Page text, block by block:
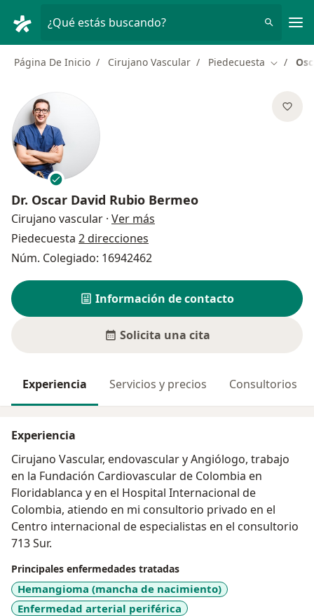
¿Qué estás buscando?
Página De Inicio Cirujano Vascular Piedecuesta Cambiar
Dr. Oscar David Rubio Bermeo
Cirujano vascular · Ver más
Piedecuesta 2 direcciones
Núm. Colegiado: 16942462
Información de contacto
Solicita una cita
Experiencia Servicios y precios Consultorios
Experiencia
Cirujano Vascular, endovascular y Angiólogo, trabajo
en la Fundación Cardiovascular de Colombia en
Floridablanca y en el Hospital Internacional de
Colombia, atiendo en mi consultorio privado en el
Centro internacional de especialistas en el consultorio
713 Sur.
Principales enfermedades tratadas
Hemangioma (mancha de nacimiento)
Enfermedad arterial periférica